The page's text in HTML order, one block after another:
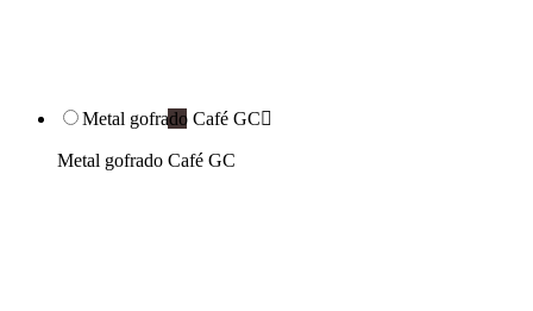
Metal gofrado Café GC
Metal gofrado Café GC